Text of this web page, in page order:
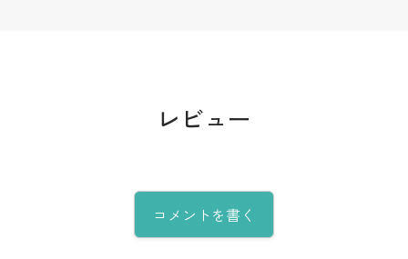
レビュー
コメントを書く